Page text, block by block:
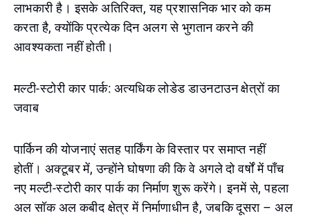
लाभकारी है। इसके अतिरिक्त, यह प्रशासनिक भार को कम
करता है, क्योंकि प्रत्येक दिन अलग से भुगतान करने की
आवश्यकता नहीं होती।
मल्टी-स्टोरी कार पार्क: अत्यधिक लोडेड डाउनटाउन क्षेत्रों का
जवाब
पार्किन की योजनाएं सतह पार्किंग के विस्तार पर समाप्त नहीं
होतीं। अक्टूबर में, उन्होंने घोषणा की कि वे अगले दो वर्षों में पाँच
नए मल्टी-स्टोरी कार पार्क का निर्माण शुरू करेंगे। इनमें से, पहला
अल सॉक अल कबीद क्षेत्र में निर्माणाधीन है, जबकि दूसरा – अल